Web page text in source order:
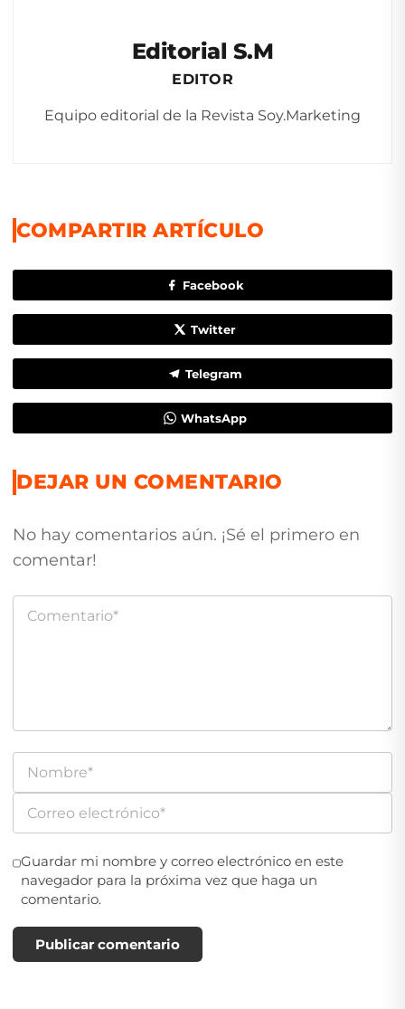
Editorial S.M
EDITOR
Equipo editorial de la Revista Soy.Marketing
COMPARTIR ARTÍCULO
Facebook
Twitter
Telegram
WhatsApp
DEJAR UN COMENTARIO
No hay comentarios aún. ¡Sé el primero en
comentar!
Guardar mi nombre y correo electrónico en este
navegador para la próxima vez que haga un
comentario.
Publicar comentario